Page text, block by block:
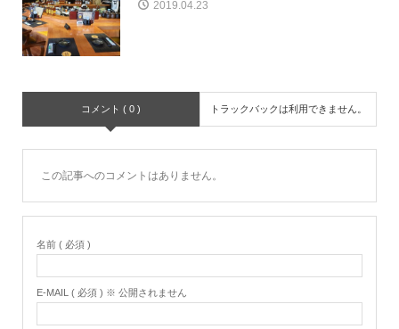
2019.04.23
コメント ( 0 ) トラックバックは利用できません。
この記事へのコメントはありません。
名前 ( 必須 )
E-MAIL ( 必須 ) ※ 公開されません